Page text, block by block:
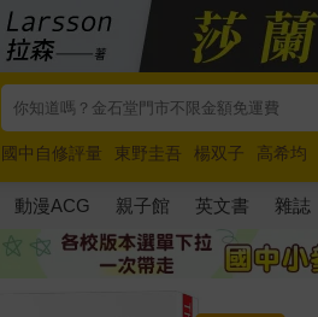
國中自修評量 東野圭吾 楊双子 高希均
唯紅花綻放
奧德賽 路邊攤新作 馬斯克
動漫ACG 親子館 英文書 雜誌